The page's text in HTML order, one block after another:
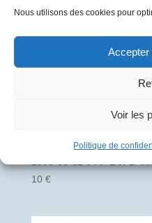
Nous utilisons des cookies pour
Accepter
Voir les
Politique de
10 €